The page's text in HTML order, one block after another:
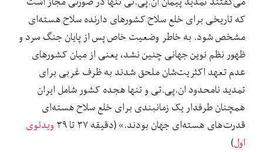
که تاریخی برای خلع سلاح کشورهای دارنده سلاح هسته‌ای
مشخص شود. به خاطر وضعیت خاص پس از پایان جنگ سرد و
ظهور نظم نوین جهانی چنین نشد، یعنی از میان کشورهای
عدم تعهد اکثریت‌شان ملحق شدند به ظرف غربی برای
تمدید نامحدود ان.پی.تی و تنها هجده کشور شامل ایران
همچنان طرفدار یک زمانبندی برای خلع سلاح هسته‌ای
قدرت‌های هسته‌ای جهان بودند.» (دقیقه ۳۷ تا ۳۹
ویدئوی
اول)